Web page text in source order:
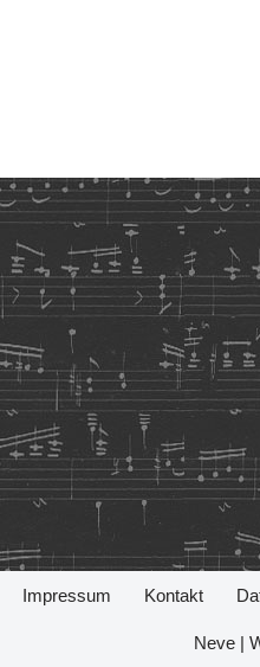
Impressum Kontakt
Neve|